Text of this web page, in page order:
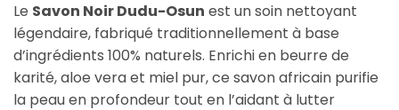
Le Savon Noir Dudu-Osun est un soin nettoyant
légendaire, fabriqué traditionnellement à base
d’ingrédients 100% naturels. Enrichi en beurre de
karité, aloe vera et miel pur, ce savon africain purifie
la peau en profondeur tout en l’aidant à lutter